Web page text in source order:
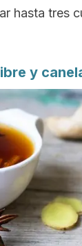
hasta tres
y